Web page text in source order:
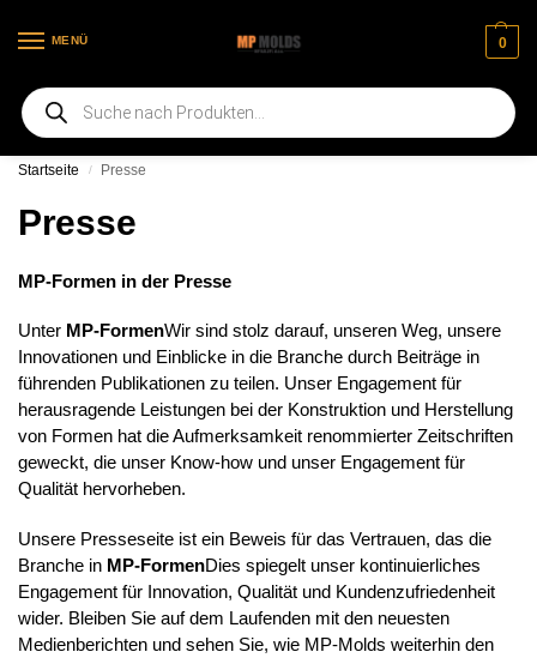
MENÜ 0
Willkommen auf unserer neuen Webseite
Startseite / Presse
Presse
MP-Formen in der Presse
Unter MP-FormenWir sind stolz darauf, unseren Weg, unsere
Innovationen und Einblicke in die Branche durch Beiträge in
führenden Publikationen zu teilen. Unser Engagement für
herausragende Leistungen bei der Konstruktion und Herstellung
von Formen hat die Aufmerksamkeit renommierter Zeitschriften
geweckt, die unser Know-how und unser Engagement für
Qualität hervorheben.
Unsere Presseseite ist ein Beweis für das Vertrauen, das die
Branche in MP-FormenDies spiegelt unser kontinuierliches
Engagement für Innovation, Qualität und Kundenzufriedenheit
wider. Bleiben Sie auf dem Laufenden mit den neuesten
Medienberichten und sehen Sie, wie MP-Molds weiterhin den